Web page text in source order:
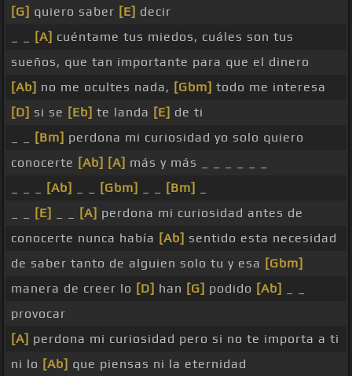
[G] quiero saber [E] decir
[A] cuéntame tus miedos, cuáles son tus
sueños, que tan importante para que el dinero
[Ab] no me ocultes nada, [Gbm] todo me interesa
[D] si se [Eb] te landa [E] de ti
[Bm] perdona mi curiosidad yo solo quiero
conocerte [Ab] [A] más y más _ _ _ _ _ _
[Ab] [Gbm] [Bm]
[E] [A] perdona mi curiosidad antes de
conocerte nunca había [Ab] sentido esta necesidad
de saber tanto de alguien solo tu y esa [Gbm]
manera de creer lo [D] han [G] podido [Ab]
provocar
[A] perdona mi curiosidad pero si no te importa a ti
ni lo [Ab] que piensas ni la eternidad